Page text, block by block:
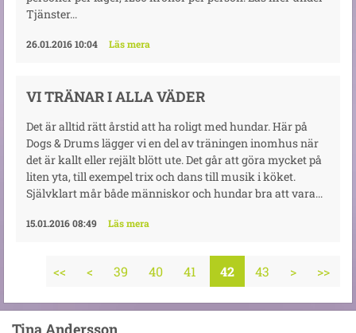
Tjänster...
26.01.2016 10:04 Läs mera
VI TRÄNAR I ALLA VÄDER
Det är alltid rätt årstid att ha roligt med hundar. Här på
Dogs & Drums lägger vi en del av träningen inomhus när
det är kallt eller rejält blött ute. Det går att göra mycket på
liten yta, till exempel trix och dans till musik i köket.
Självklart mår både människor och hundar bra att vara...
15.01.2016 08:49 Läs mera
<< < 39 40 41 42 43 > >>
Tina Andersson